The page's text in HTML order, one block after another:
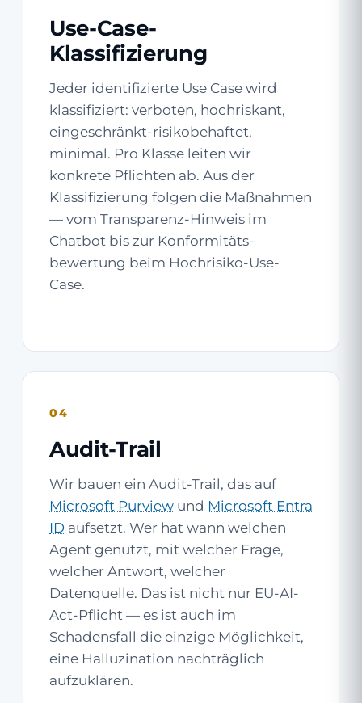
Use-Case-
Klassifizierung
Jeder identifizierte Use Case wird
klassifiziert: verboten, hochriskant,
eingeschränkt-risikobehaftet,
minimal. Pro Klasse leiten wir
konkrete Pflichten ab. Aus der
Klassifizierung folgen die Maßnahmen
— vom Transparenz-Hinweis im
Chatbot bis zur Konformitäts­
bewertung beim Hochrisiko-Use-
Case.
04
Audit-Trail
Wir bauen ein Audit-Trail, das auf
Microsoft Purview und Microsoft Entra
ID aufsetzt. Wer hat wann welchen
Agent genutzt, mit welcher Frage,
welcher Antwort, welcher
Datenquelle. Das ist nicht nur EU-AI-
Act-Pflicht — es ist auch im
Schadensfall die einzige Möglichkeit,
eine Halluzination nachträglich
aufzuklären.